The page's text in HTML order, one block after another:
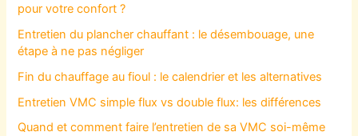
pour votre confort ?
Entretien du plancher chauffant : le désembouage, une
étape à ne pas négliger
Fin du chauffage au fioul : le calendrier et les alternatives
Entretien VMC simple flux vs double flux: les différences
Quand et comment faire l’entretien de sa VMC soi-même